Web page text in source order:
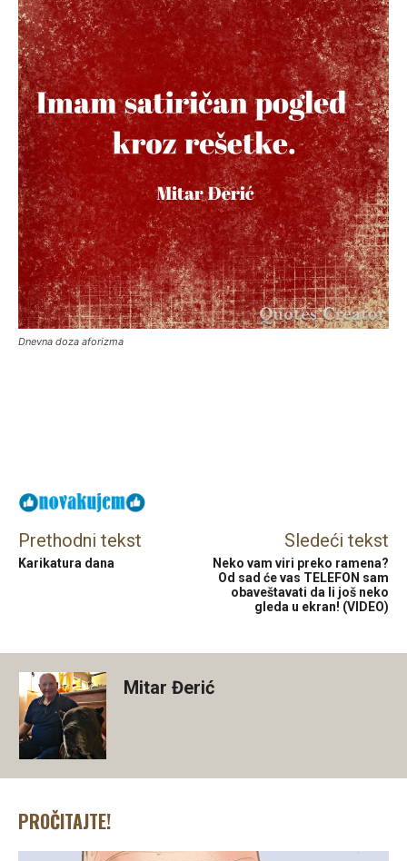
Dnevna doza aforizma
Prethodni tekst
Karikatura dana
Sledeći tekst
Neko vam viri preko ramena?
Od sad će vas TELEFON sam
obaveštavati da li još neko
gleda u ekran! (VIDEO)
Mitar Đerić
PROČITAJTE!